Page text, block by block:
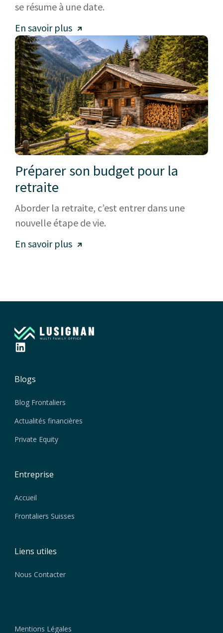
se résume à une date.
En savoir plus
Préparer son budget pour la
retraite
Aborder la retraite, c’est entrer dans une
nouvelle étape de vie.
En savoir plus
Blogs
Blog Frontaliers
Actualités financières
Private Equity
Entreprise
Accueil
Frontaliers Suisses
Liens utiles
Nous Contacter
Mentions Légales